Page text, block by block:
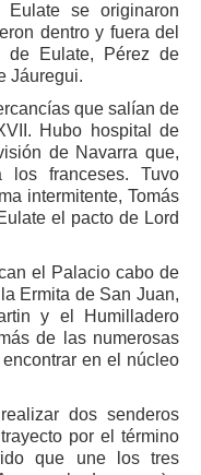
se originaron
dentro y fuera del
de Eulate, Pérez de
Jáuregui.
que salían de
Hubo hospital de
de Navarra que,
los franceses. Tuvo
intermitente, Tomás
el pacto de Lord
el Palacio cabo de
Ermita de San Juan,
y el Humilladero
de las numerosas
en el núcleo
dos senderos
por el término
que une los tres